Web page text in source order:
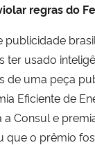
regras do
publicidade
ter usado
de uma peça
Eficiente de
Consul e
que o prêmio